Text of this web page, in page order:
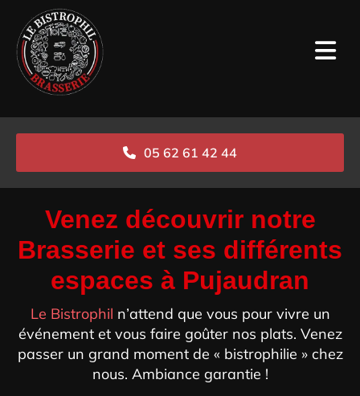
Accéder au contenu
05 62 61 42 44
Venez découvrir notre
Brasserie et ses différents
espaces à Pujaudran
Le Bistrophil n’attend que vous pour vivre un
événement et vous faire goûter nos plats. Venez
passer un grand moment de « bistrophilie » chez
nous. Ambiance garantie !